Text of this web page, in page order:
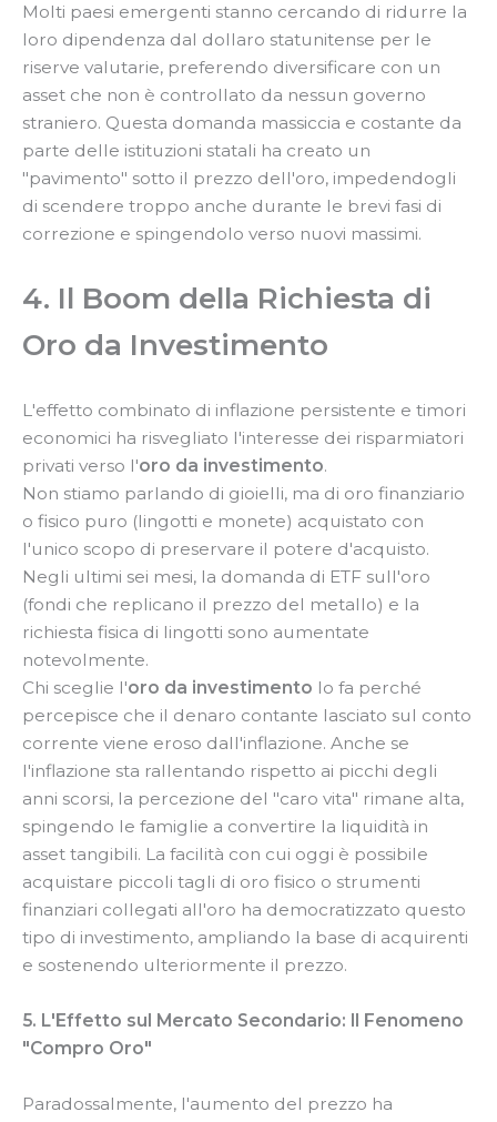
Molti paesi emergenti stanno cercando di ridurre la
loro dipendenza dal dollaro statunitense per le
riserve valutarie, preferendo diversificare con un
asset che non è controllato da nessun governo
straniero. Questa domanda massiccia e costante da
parte delle istituzioni statali ha creato un
"pavimento" sotto il prezzo dell'oro, impedendogli
di scendere troppo anche durante le brevi fasi di
correzione e spingendolo verso nuovi massimi.
4. Il Boom della Richiesta di
Oro da Investimento
L'effetto combinato di inflazione persistente e timori
economici ha risvegliato l'interesse dei risparmiatori
privati verso l'oro da investimento.
Non stiamo parlando di gioielli, ma di oro finanziario
o fisico puro (lingotti e monete) acquistato con
l'unico scopo di preservare il potere d'acquisto.
Negli ultimi sei mesi, la domanda di ETF sull'oro
(fondi che replicano il prezzo del metallo) e la
richiesta fisica di lingotti sono aumentate
notevolmente.
Chi sceglie l'oro da investimento lo fa perché
percepisce che il denaro contante lasciato sul conto
corrente viene eroso dall'inflazione. Anche se
l'inflazione sta rallentando rispetto ai picchi degli
anni scorsi, la percezione del "caro vita" rimane alta,
spingendo le famiglie a convertire la liquidità in
asset tangibili. La facilità con cui oggi è possibile
acquistare piccoli tagli di oro fisico o strumenti
finanziari collegati all'oro ha democratizzato questo
tipo di investimento, ampliando la base di acquirenti
e sostenendo ulteriormente il prezzo.
5. L'Effetto sul Mercato Secondario: Il Fenomeno
"Compro Oro"
Paradossalmente, l'aumento del prezzo ha